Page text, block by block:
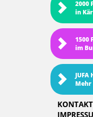
2000
in
1500
im
Mehr
KONTAKT